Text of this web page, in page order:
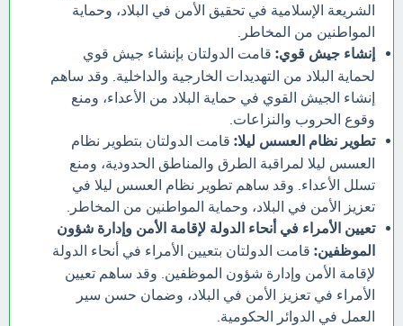
الشريعة الإسلامية في تحقيق الأمن في البلاد، وحماية
المواطنين من المخاطر.
إنشاء جيش قوي: قامت الدولتان بإنشاء جيش قوي
لحماية البلاد من التهديدات الخارجية والداخلية. وقد ساهم
إنشاء الجيش القوي في حماية البلاد من الأعداء، ومنع
وقوع الحروب والنزاعات.
تطوير نظام العسس ليلا: قامت الدولتان بتطوير نظام
العسس ليلا لمراقبة الطرق والمناطق الحدودية، ومنع
تسلل الأعداء. وقد ساهم تطوير نظام العسس ليلا في
تعزيز الأمن في البلاد، وحماية المواطنين من المخاطر.
تعيين الأمراء في أنحاء الدولة لإقامة الأمن وإدارة شؤون
الموظفين: قامت الدولتان بتعيين الأمراء في أنحاء الدولة
لإقامة الأمن وإدارة شؤون الموظفين. وقد ساهم تعيين
الأمراء في تعزيز الأمن في البلاد، وضمان حسن سير
العمل في الدوائر الحكومية.